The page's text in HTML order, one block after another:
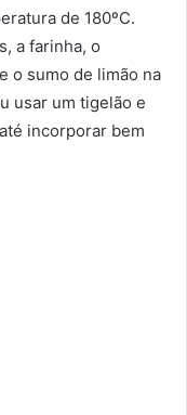
de 180ºC.
a farinha, o
o sumo de limão na
usar um tigelão e
incorporar bem